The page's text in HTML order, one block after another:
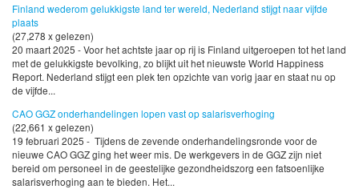
Finland wederom gelukkigste land ter wereld, Nederland stijgt naar vijfde
plaats
(27,278 x gelezen)
20 maart 2025 - Voor het achtste jaar op rij is Finland uitgeroepen tot het land
met de gelukkigste bevolking, zo blijkt uit het nieuwste World Happiness
Report. Nederland stijgt een plek ten opzichte van vorig jaar en staat nu op
de vijfde...
CAO GGZ onderhandelingen lopen vast op salarisverhoging
(22,661 x gelezen)
19 februari 2025 - Tijdens de zevende onderhandelingsronde voor de
nieuwe CAO GGZ ging het weer mis. De werkgevers in de GGZ zijn niet
bereid om personeel in de geestelijke gezondheidszorg een fatsoenlijke
salarisverhoging aan te bieden. Het...